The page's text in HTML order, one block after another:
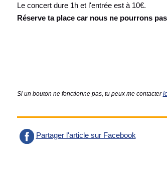
Le concert dure 1h et l'entrée est à 10€.
Réserve ta place car nous ne pourrons
Si un bouton ne fonctionne pas, tu peux me contacter
Partager l'article sur Facebook